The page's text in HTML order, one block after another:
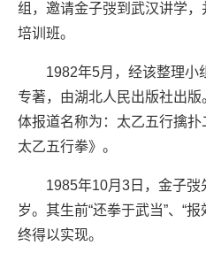
组，邀请金子弢到武汉讲学
培训班。
1982年5月，经该整理小
专著，由湖北人民出版社出
体报道名称为：太乙五行擒
太乙五行拳》。
1985年10月3日，金子弢
岁。其生前“还拳于武当”、“
终得以实现。